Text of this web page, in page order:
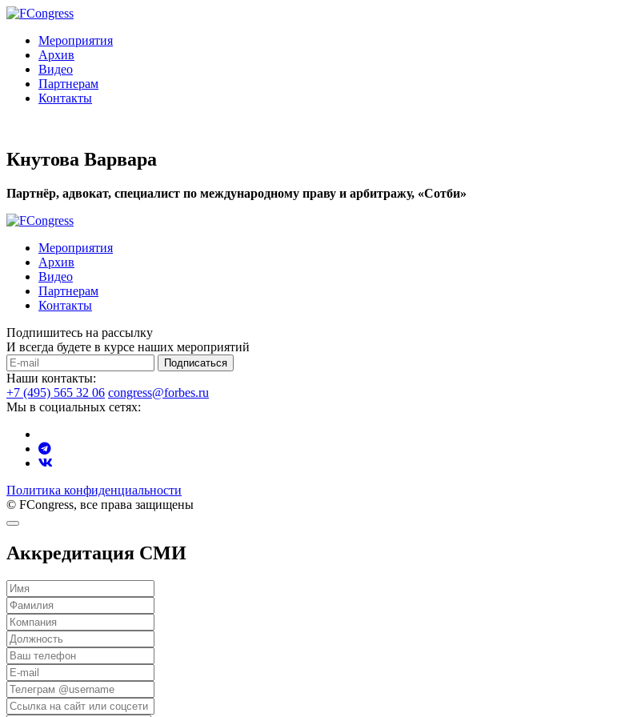
Мероприятия
Архив
Видео
Партнерам
Контакты
Кнутова Варвара
Партнёр, адвокат, специалист по международному праву и арбитражу, «Сотби»
Мероприятия
Архив
Видео
Партнерам
Контакты
Подпишитесь на рассылку
И всегда будете в курсе наших мероприятий
Подписаться
Наши контакты:
+7 (495) 565 32 06 congress@forbes.ru
Мы в социальных сетях:
Политика конфиденциальности
© FCongress, все права защищены
Аккредитация СМИ